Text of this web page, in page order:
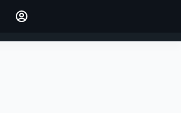
INICIAR SESIÓN